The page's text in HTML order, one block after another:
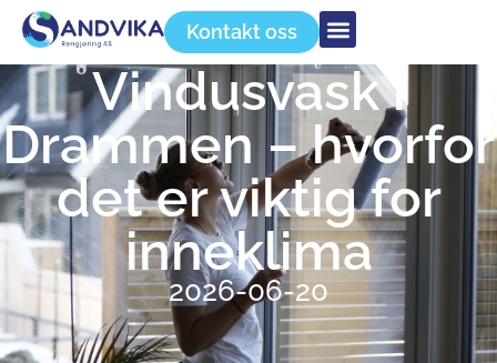
Kontakt oss
Vindusvask i
Drammen – hvorfor
det er viktig for
inneklima
2026-06-20